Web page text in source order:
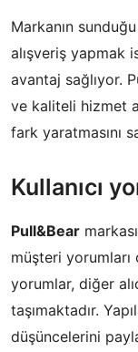
Markanın
alışveriş yapmak
avantaj sağlıyor.
ve kaliteli hizmet
fark yaratmasını
Kullanıcı
Pull&Bear
müşteri
yorumlar, diğer
taşımaktadır.
düşüncelerini